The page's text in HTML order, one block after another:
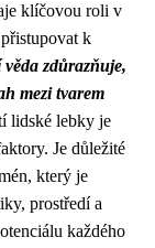
klíčovou roli v
k
zdůrazňuje,
mezi tvarem
lidské lebky je
Je důležité
který je
prostředí a
každého